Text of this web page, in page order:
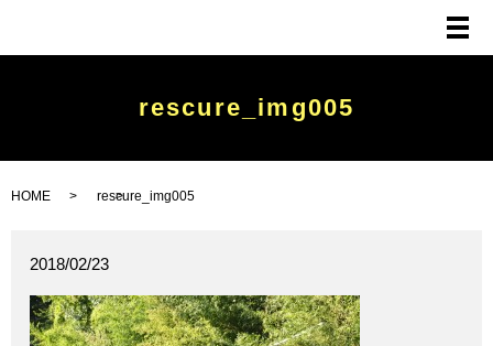
メ
rescure_img005
HOME rescure_img005
2018/02/23